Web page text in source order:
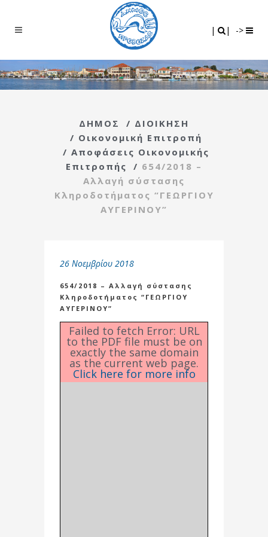
| | ->
ΔΗΜΟΣ / ΔΙΟΙΚΗΣΗ
/ Οικονομική Επιτροπή
/ Αποφάσεις Οικονομικής
Επιτροπής
/ 654/2018 –
Αλλαγή σύστασης
Κληροδοτήματος “ΓΕΩΡΓΙΟΥ
ΑΥΓΕΡΙΝΟΥ”
26 Νοεμβρίου 2018
654/2018 – Αλλαγή σύστασης
Κληροδοτήματος “ΓΕΩΡΓΙΟΥ
ΑΥΓΕΡΙΝΟΥ”
Failed to fetch Error: URL
to the PDF file must be on
exactly the same domain
as the current web page.
Click here for more info